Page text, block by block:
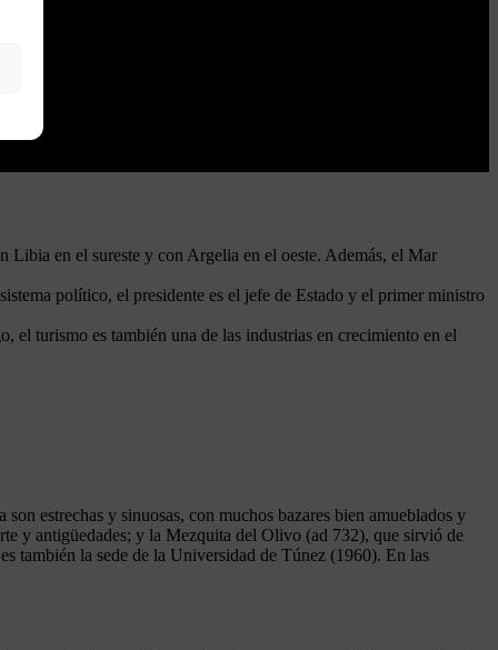
Libia en el sureste y con Argelia en el oeste. Además, el Mar
político, el presidente es el jefe de Estado y el primer ministro
el turismo es también una de las industrias en crecimiento en el
estrechas y sinuosas, con muchos bazares bien amueblados y
y antigüedades; y la Mezquita del Olivo (ad 732), que sirvió de
también la sede de la Universidad de Túnez (1960). En las